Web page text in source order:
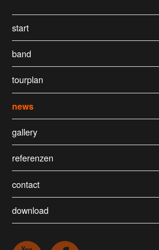
start
band
tourplan
news
gallery
referenzen
contact
download